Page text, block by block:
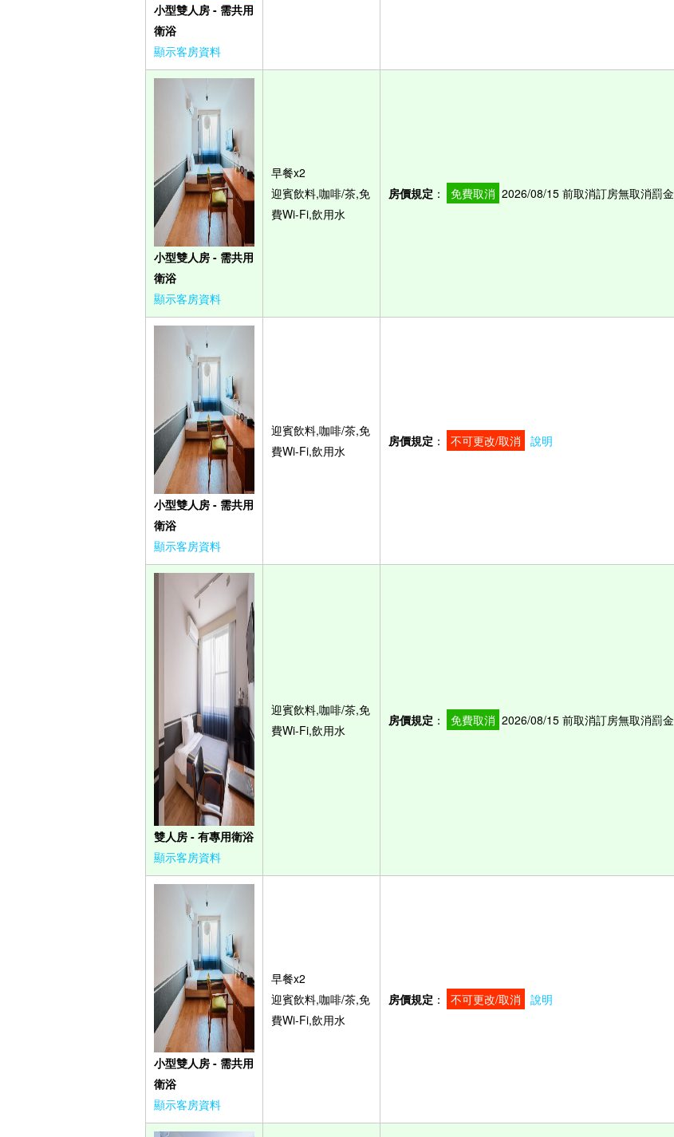
小型雙人房 - 需共用
衛浴
顯示客房資料
小型雙人房 - 需共用
衛浴
顯示客房資料
早餐x2
迎賓飲料,咖啡/茶,免
費Wi-Fi,飲用水
房價規定 ： 免費取消 2026/08/15 前取消訂房無取消罰金
小型雙人房 - 需共用
衛浴
顯示客房資料
迎賓飲料,咖啡/茶,免
費Wi-Fi,飲用水
房價規定 ： 不可更改/取消 說明
雙人房 - 有專用衛浴
顯示客房資料
迎賓飲料,咖啡/茶,免
費Wi-Fi,飲用水
房價規定 ： 免費取消 2026/08/15 前取消訂房無取消罰金
小型雙人房 - 需共用
衛浴
顯示客房資料
早餐x2
迎賓飲料,咖啡/茶,免
費Wi-Fi,飲用水
房價規定 ： 不可更改/取消 說明